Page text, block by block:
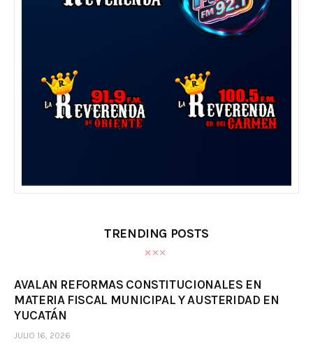
TRENDING POSTS
AVALAN REFORMAS CONSTITUCIONALES EN
MATERIA FISCAL MUNICIPAL Y AUSTERIDAD EN
YUCATÁN
JULIO 16, 2026